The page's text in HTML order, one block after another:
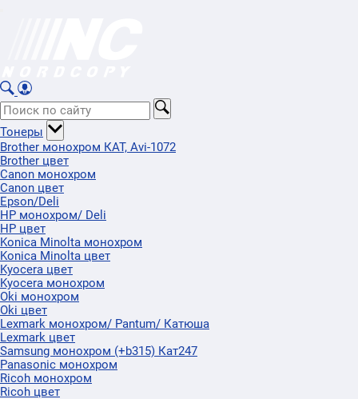
Тонеры
Brother монохром КАТ, Avi-1072
Brother цвет
Canon монохром
Canon цвет
Epson/Deli
HP монохром/ Deli
HP цвет
Konica Minolta монохром
Konica Minolta цвет
Kyocera цвет
Kyocera монохром
Oki монохром
Oki цвет
Lexmark монохром/ Pantum/ Катюша
Lexmark цвет
Samsung монохром (+b315) Кат247
Panasonic монохром
Ricoh монохром
Ricoh цвет